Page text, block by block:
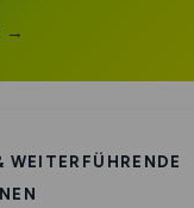
→
WEITERFÜHRENDE